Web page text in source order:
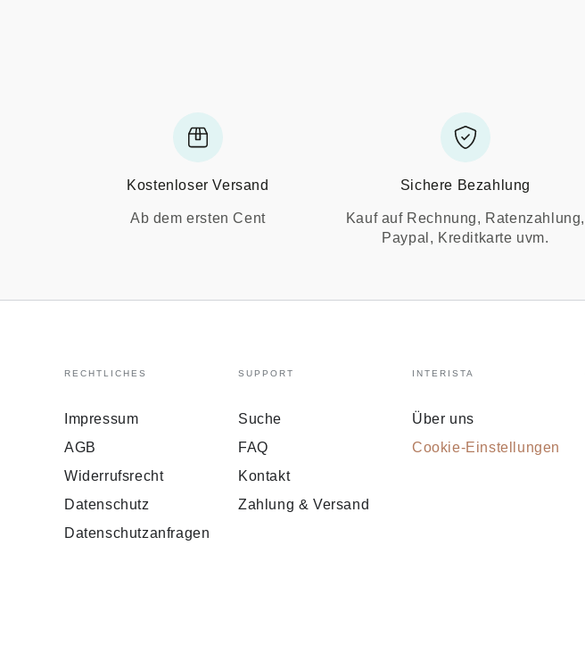
Kostenloser Versand
Ab dem ersten Cent
Sichere Bezahlung
Kauf auf Rechnung, Ratenzahlung,
Paypal, Kreditkarte uvm.
RECHTLICHES
Impressum
AGB
Widerrufsrecht
Datenschutz
Datenschutzanfragen
SUPPORT
Suche
FAQ
Kontakt
Zahlung & Versand
INTERISTA
Über uns
Cookie-Einstellungen